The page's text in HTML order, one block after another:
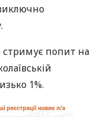
стримує попит на
1%.